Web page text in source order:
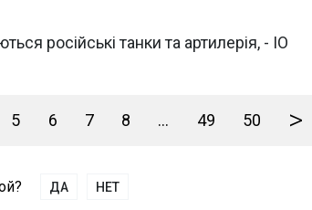
російські танки та артилерія, - ІО
5 6 7 8 ... 49 50 >
ДА НЕТ